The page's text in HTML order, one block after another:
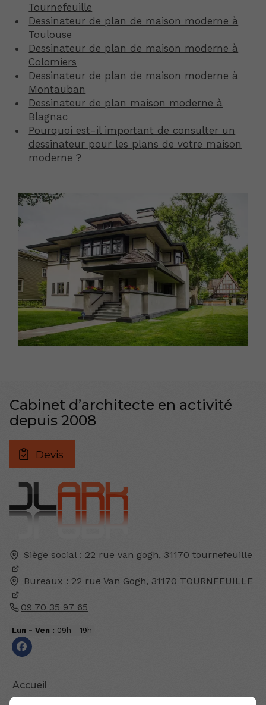
Tournefeuille
Dessinateur de plan de maison moderne à
Toulouse
Dessinateur de plan de maison moderne à
Colomiers
Dessinateur de plan de maison moderne à
Montauban
Dessinateur de plan maison moderne à
Blagnac
Pourquoi est-il important de consulter un
dessinateur pour les plans de votre maison
moderne ?
Siège social : 22 rue van gogh, 31170 tournefeuille
Bureaux : 22 rue Van Gogh, 31170 TOURNFEUILLE
09 70 35 97 65
Lun - Ven : 09h - 19h
Accueil
Cabinet d’architecte en activité
depuis 2008
Devis